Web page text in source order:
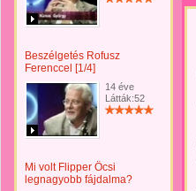
Beszélgetés Rofusz
Ferenccel [1/4]
14 éve
Látták:52
Mi volt Flipper Öcsi
legnagyobb fájdalma?